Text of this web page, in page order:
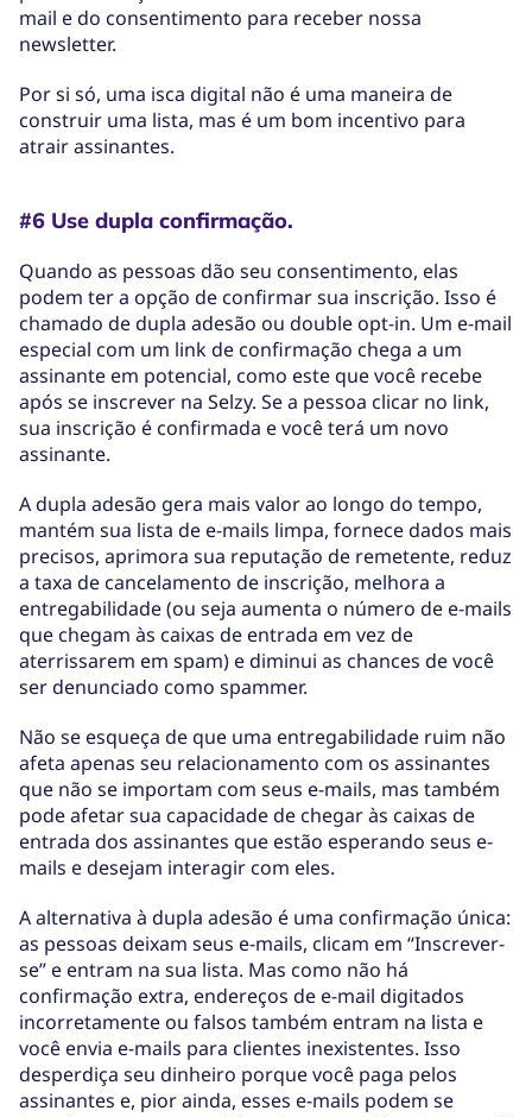
mail e do consentimento para receber nossa
newsletter.
Por si só, uma isca digital não é uma maneira de
construir uma lista, mas é um bom incentivo para
atrair assinantes.
#6 Use dupla confirmação.
Quando as pessoas dão seu consentimento, elas
podem ter a opção de confirmar sua inscrição. Isso é
chamado de dupla adesão ou double opt-in. Um e-mail
especial com um link de confirmação chega a um
assinante em potencial, como este que você recebe
após se inscrever na Selzy. Se a pessoa clicar no link,
sua inscrição é confirmada e você terá um novo
assinante.
A dupla adesão gera mais valor ao longo do tempo,
mantém sua lista de e-mails limpa, fornece dados mais
precisos, aprimora sua reputação de remetente, reduz
a taxa de cancelamento de inscrição, melhora a
entregabilidade (ou seja aumenta o número de e-mails
que chegam às caixas de entrada em vez de
aterrissarem em spam) e diminui as chances de você
ser denunciado como spammer.
Não se esqueça de que uma entregabilidade ruim não
afeta apenas seu relacionamento com os assinantes
que não se importam com seus e-mails, mas também
pode afetar sua capacidade de chegar às caixas de
entrada dos assinantes que estão esperando seus e-
mails e desejam interagir com eles.
A alternativa à dupla adesão é uma confirmação única:
as pessoas deixam seus e-mails, clicam em “Inscrever-
se” e entram na sua lista. Mas como não há
confirmação extra, endereços de e-mail digitados
incorretamente ou falsos também entram na lista e
você envia e-mails para clientes inexistentes. Isso
desperdiça seu dinheiro porque você paga pelos
assinantes e, pior ainda, esses e-mails podem se